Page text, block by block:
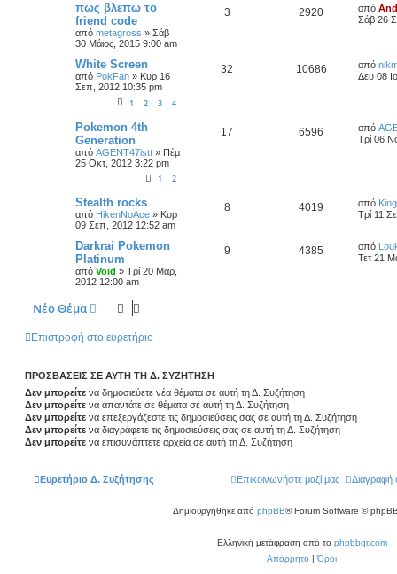
πως βλεπω το
friend code
από metagross » Σάβ
30 Μάιος, 2015 9:00 am
3 2920 από
Σάβ 26
White Screen
από PokFan » Κυρ 16
Σεπ, 2012 10:35 pm
1 2 3 4
32 10686 από
Δευ 08
Pokemon 4th
Generation
από AGENT47istt » Πέμ
25 Οκτ, 2012 3:22 pm
1 2
17 6596 από
Τρί 06
Stealth rocks
από HikenNoAce » Κυρ
09 Σεπ, 2012 12:52 am
8 4019 από
Τρί 11
Darkrai Pokemon
Platinum
από Void » Τρί 20 Μαρ,
2012 12:00 am
9 4385 από
Τετ 21
Νέο Θέμα
Επιστροφή στο ευρετήριο
ΠΡΟΣΒΆΣΕΙΣ ΣΕ ΑΥΤΉ ΤΗ Δ. ΣΥΖΉΤΗΣΗ
Δεν μπορείτε να δημοσιεύετε νέα θέματα σε αυτή τη Δ. Συζήτηση
Δεν μπορείτε να απαντάτε σε θέματα σε αυτή τη Δ. Συζήτηση
Δεν μπορείτε να επεξεργάζεστε τις δημοσιεύσεις σας σε αυτή τη Δ. Συζήτηση
Δεν μπορείτε να διαγράφετε τις δημοσιεύσεις σας σε αυτή τη Δ. Συζήτηση
Δεν μπορείτε να επισυνάπτετε αρχεία σε αυτή τη Δ. Συζήτηση
Ευρετήριο Δ. Συζήτησης Διαγραφή
Επικοινωνήστε μαζί μας
Δημιουργήθηκε από phpBB® Forum Software ©
Ελληνική μετάφραση από το phpbbgr.com
Απόρρητο |Όροι